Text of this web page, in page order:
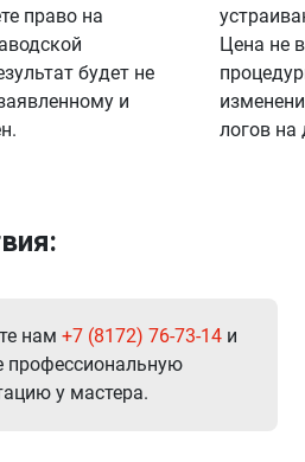
право на
будет не
и
Цена не
логов на
нам +7 (8172) 76-73-14 и
профессиональную
у мастера.